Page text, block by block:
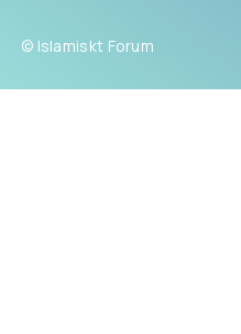
© Islamiskt Forum